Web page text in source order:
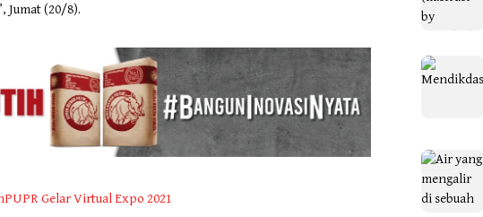
Jumat (20/8).
Gelar Virtual Expo 2021